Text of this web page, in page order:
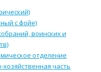
с фойе)
воинских и
отделение
часть